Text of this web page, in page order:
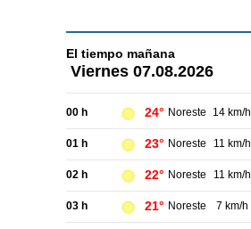
El tiempo mañana
Viernes 07.08.2026
00 h 24° Noreste 14 km/h
01 h 23° Noreste 11 km/h
02 h 22° Noreste 11 km/h
03 h 21° Noreste 7 km/h